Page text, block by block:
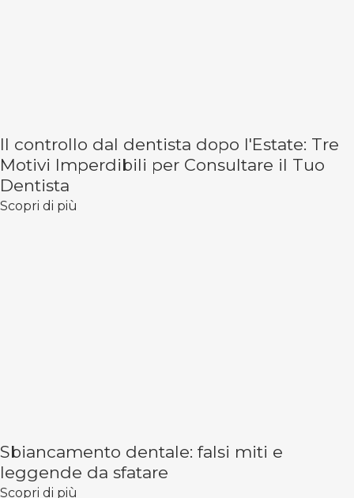
Il controllo dal dentista dopo l'Estate: Tre
Motivi Imperdibili per Consultare il Tuo
Dentista
Scopri di più
Sbiancamento dentale: falsi miti e
leggende da sfatare
Scopri di più